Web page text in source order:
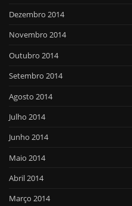
Dezembro 2014
Novembro 2014
Outubro 2014
Setembro 2014
Agosto 2014
Julho 2014
Junho 2014
Maio 2014
Abril 2014
Março 2014